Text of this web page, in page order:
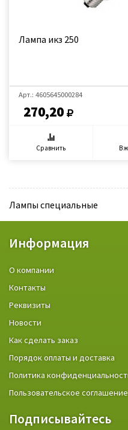
Лампа икз 250
Арт.: 4605645000284
270,20
Сравнить В
Лампы специальные
Информация
О компании
Контакты
Реквизиты
Новости
Как сделать заказ
Порядок оплаты и доставка
Политика
Пользовательское соглашение
Подписывайтесь